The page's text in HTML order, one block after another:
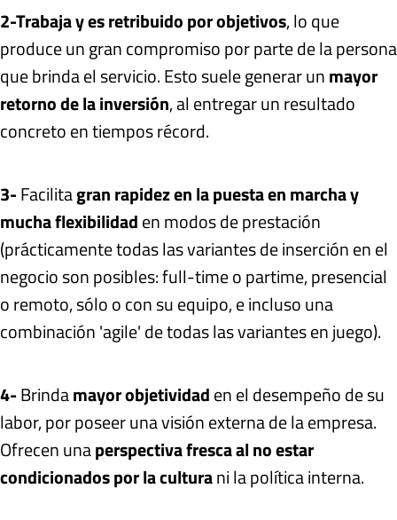
2-Trabaja y es retribuido por objetivos, lo que
produce un gran compromiso por parte de la persona
que brinda el servicio. Esto suele generar unmayor
retorno de la inversión, al entregar un resultado
concreto en tiempos récord.
3-Facilitagran rapidez en la puesta en marcha y
mucha flexibilidaden modos de prestación
(prácticamente todas las variantes de inserción en el
negocio son posibles: full-time o partime, presencial
o remoto, sólo o con su equipo, e incluso una
combinación 'agile' de todas las variantes en juego).
4-Brindamayor objetividaden el desempeño de su
labor, por poseer una visión externa de la empresa.
Ofrecen unaperspectiva fresca al no estar
condicionados por la culturani la política interna.